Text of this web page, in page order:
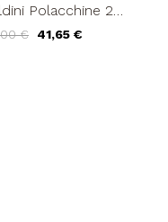
Polacchine 2
€ 41,65 €